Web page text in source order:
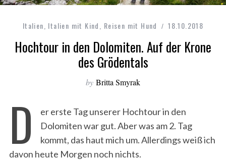
Italien Italien mit Kind Reisen mit Hund 18.10.2018
Hochtour in den Dolomiten. Auf der Krone
des Grödentals
by Britta Smyrak
D
er erste Tag unserer Hochtour in den
Dolomiten war gut. Aber was am 2. Tag
kommt, das haut mich um. Allerdings weiß ich
davon heute Morgen noch nichts.